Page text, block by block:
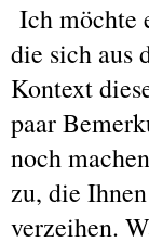
Ich möchte
die sich aus
Kontext
paar
noch
zu, die
verzeihen.